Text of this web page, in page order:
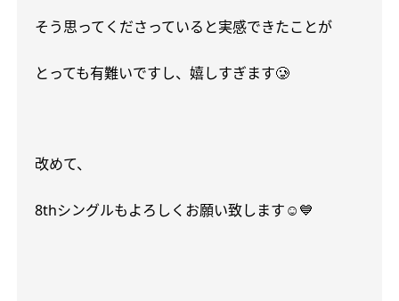
そう思ってくださっていると実感できたことが
とっても有難いですし、嬉しすぎます🥲
改めて、
8thシングルもよろしくお願い致します☺️💙